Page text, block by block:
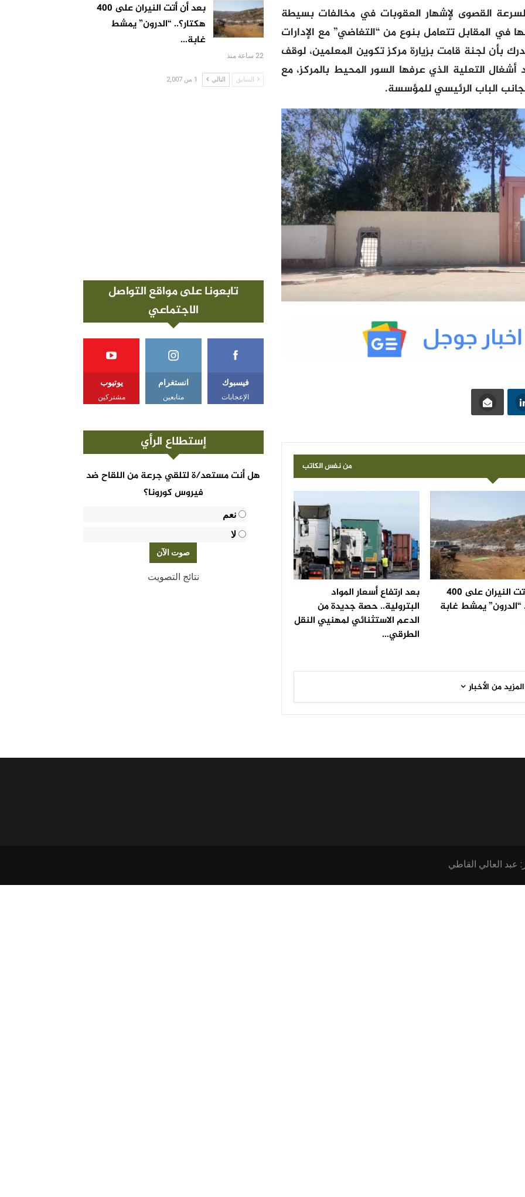
القصوى لإشهار العقوبات في مخالفات بسيطة
في المقابل تتعامل بنوع من “التغاضي” مع الإدارات
بأن لجنة قامت بزيارة مركز تكوين المعلمين، لوقف
التعلية الذي عرفها السور المحيط بالمركز، مع
الباب الرئيسي للمؤسسة.
من نفس الكاتب
بعد أن أتت النيران على 400
“الدرون” يمشط غابة
بعد ارتفاع أسعار المواد
البترولية.. حصة جديدة من
الدعم الاستثنائي لمهنيي النقل
الطرقي…
المزيد من الأخبار
بعد أن أتت النيران على 400
هكتار؟.. “الدرون” يمشط
غابة…
22 ساعة منذ
السابق التالي 1 من 2,007
تابعونا على مواقع التواصل
الاجتماعي
فيسبوك
الإعجابات
انستغرام
متابعين
يوتيوب
مشتركين
إستطلاع الرأي
هل أنت مستعد/ة لتلقي جرعة من اللقاح ضد
فيروس كورونا؟
نعم
لا
نتائج التصويت
عبد العالي القاطي